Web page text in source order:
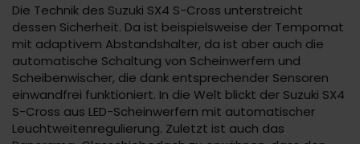
Die Technik des Suzuki SX4 S-Cross unterstreicht
dessen Sicherheit. Da ist beispielsweise der Tempomat
mit adaptivem Abstandshalter, da ist aber auch die
automatische Schaltung von Scheinwerfern und
Scheibenwischer, die dank entsprechender Sensoren
einwandfrei funktioniert. In die Welt blickt der Suzuki SX4
S-Cross aus LED-Scheinwerfern mit automatischer
Leuchtweitenregulierung. Zuletzt ist auch das